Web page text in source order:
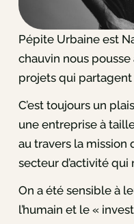
Pépite Urbaine est
chauvin nous
projets qui
C’est toujours un
une entreprise à
au travers la mission
secteur d’activité
On a été sensible à
l’humain et le «